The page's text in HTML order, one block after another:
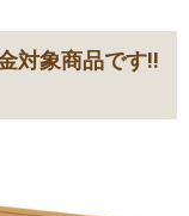
対象商品です!!